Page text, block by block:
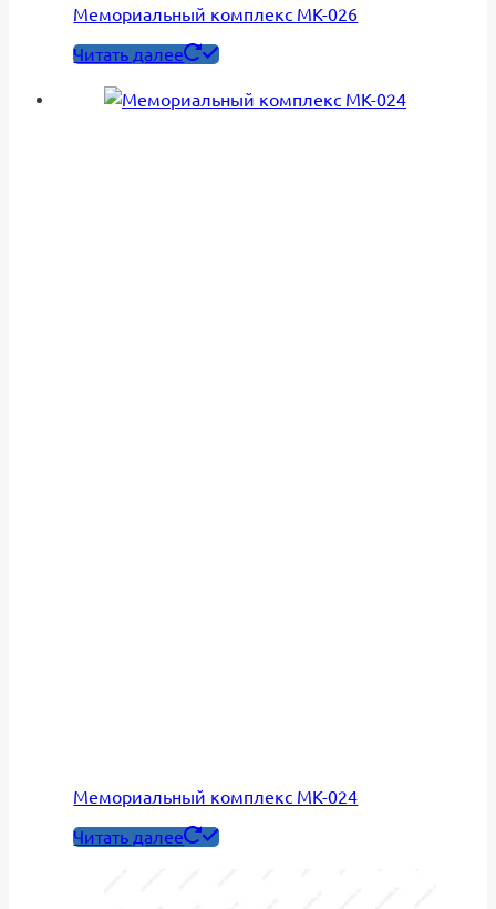
Мемориальный комплекс МК-026
Читать далее
Мемориальный комплекс МК-024
Читать далее